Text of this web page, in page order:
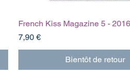
French Kiss Magazine 5 - 2016
Prix
7,90 €
Bientôt de retour